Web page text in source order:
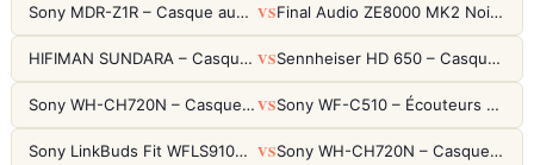
Sony MDR-Z1R – Casque audiophile fermé haute résolution VS Final Audio ZE8000 MK2 Noir – Écouteurs True Wireless audiophiles 8K Sound
HIFIMAN SUNDARA – Casque Planar Magnetic Ouvert Over-Ear Audiophile VS Sennheiser HD 650 – Casque audiophile ouvert pour l'écoute analytique
Sony WH-CH720N – Casque ANC 35h, Ultra-léger (192g) avec Processeur V1 VS Sony WF-C510 – Écouteurs True Wireless compacts, autonomie 22h et multipoint
Sony LinkBuds Fit WFLS910NW Blanc – Écouteurs Sport Ailes ANC VS Sony WH-CH720N – Casque ANC 35h, Ultra-léger (192g) avec Processeur V1